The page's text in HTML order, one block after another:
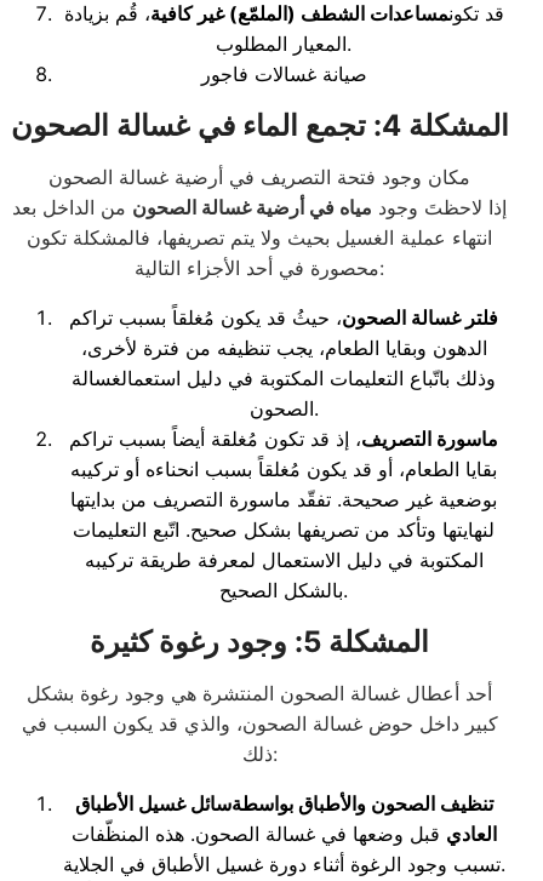
قد تكونمساعدات الشطف (الملمّع) غير كافية، قُم بزيادة
المعيار المطلوب.
صيانة غسالات فاجور
المشكلة 4: تجمع الماء في غسالة الصحون
مكان وجود فتحة التصريف في أرضية غسالة الصحون
إذا لاحظتَ وجود مياه في أرضية غسالة الصحون من الداخل بعد
انتهاء عملية الغسيل بحيث ولا يتم تصريفها، فالمشكلة تكون
محصورة في أحد الأجزاء التالية:
فلتر غسالة الصحون، حيثُ قد يكون مُغلقاً بسبب تراكم
الدهون وبقايا الطعام، يجب تنظيفه من فترة لأخرى،
وذلك باتّباع التعليمات المكتوبة في دليل استعمالغسالة
الصحون.
ماسورة التصريف، إذ قد تكون مُغلقة أيضاً بسبب تراكم
بقايا الطعام، أو قد يكون مُغلقاً بسبب انحناءه أو تركيبه
بوضعية غير صحيحة. تفقّد ماسورة التصريف من بدايتها
لنهايتها وتأكد من تصريفها بشكل صحيح. اتّبع التعليمات
المكتوبة في دليل الاستعمال لمعرفة طريقة تركيبه
بالشكل الصحيح.
المشكلة 5: وجود رغوة كثيرة
أحد أعطال غسالة الصحون المنتشرة هي وجود رغوة بشكل
كبير داخل حوض غسالة الصحون، والذي قد يكون السبب في
ذلك:
تنظيف الصحون والأطباق بواسطةسائل غسيل الأطباق
العادي قبل وضعها في غسالة الصحون. هذه المنظّفات
تسبب وجود الرغوة أثناء دورة غسيل الأطباق في الجلاية.